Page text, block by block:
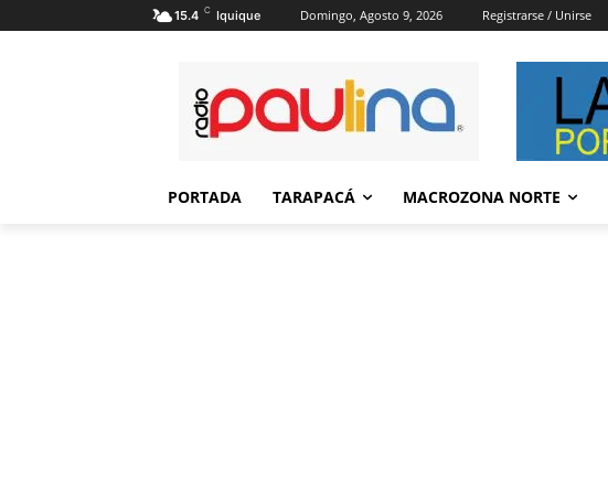
15.4 C Iquique Domingo, Agosto 9, 2026 Registrarse / Unirse
PORTADA TARAPACÁ MACROZONA NORTE